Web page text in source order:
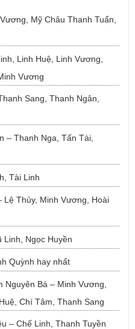
Mỹ Châu Thanh Tuấn,
Linh Huệ, Linh Vương,
Vương
Sang, Thanh Ngân,
– Thanh Nga, Tấn Tài,
Tài Linh
Lệ Thủy, Minh Vương, Hoài
Linh, Ngọc Huyền
Quỳnh hay nhất
Bá – Minh Vương,
Chí Tâm, Thanh Sang
– Chế Linh, Thanh Tuyền